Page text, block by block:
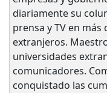
diariamente su
prensa y TV en más
extranjeros. Maestro
universidades
comunicadores.
conquistado las